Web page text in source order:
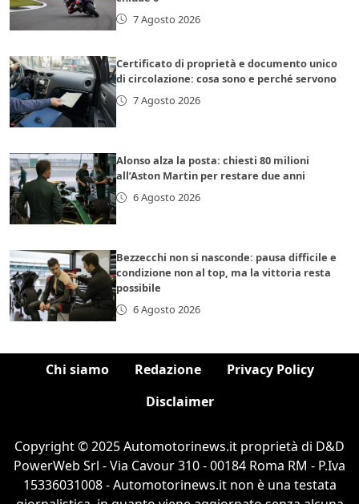
7 Agosto 2026
Certificato di proprietà e documento unico
di circolazione: cosa sono e perché servono
7 Agosto 2026
Alonso alza la posta: chiesti 80 milioni
all’Aston Martin per restare due anni
6 Agosto 2026
Bezzecchi non si nasconde: pausa difficile e
condizione non al top, ma la vittoria resta
possibile
6 Agosto 2026
Chi siamo Redazione
Privacy Policy
Disclaimer
Copyright © 2025 Automotorinews.it proprietà di D&D
PowerWeb Srl - Via Cavour 310 - 00184 Roma RM - P.Iva
15336031008 - Automotorinews.it non è una testata